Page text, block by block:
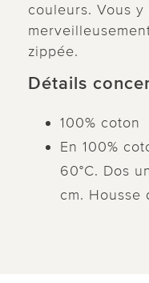
couleurs. Vous y
zippée.
Détails
100% coton
En 100%
60°C. Dos
cm. Housse